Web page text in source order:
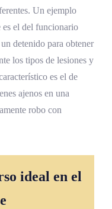
Un ejemplo
es el del funcionario
detenido para obtener
los tipos de lesiones y
es el de
ajenos en una
robo con
ideal en el